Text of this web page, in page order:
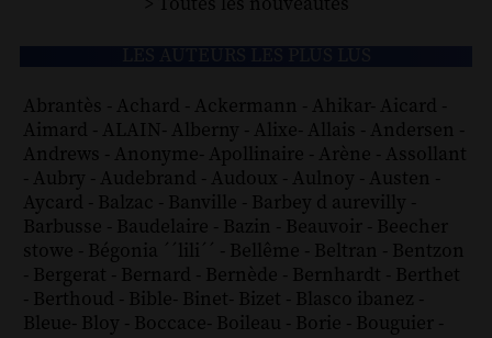
Abrantès - Achard - Ackermann - Ahikar- Aicard -
Aimard - ALAIN- Alberny - Alixe- Allais - Andersen -
Andrews - Anonyme- Apollinaire - Arène - Assollant
- Aubry - Audebrand - Audoux - Aulnoy - Austen -
Aycard - Balzac - Banville - Barbey d aurevilly -
Barbusse - Baudelaire - Bazin - Beauvoir - Beecher
stowe - Bégonia ´´lili´´ - Bellême - Beltran - Bentzon
- Bergerat - Bernard - Bernède - Bernhardt - Berthet
- Berthoud - Bible- Binet- Bizet - Blasco ibanez -
Bleue- Bloy - Boccace- Boileau - Borie - Bouguier -